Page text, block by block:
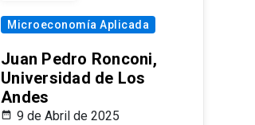
Microeconomía Aplicada
Juan Pedro Ronconi,
Universidad de Los
Andes
9 de Abril de 2025